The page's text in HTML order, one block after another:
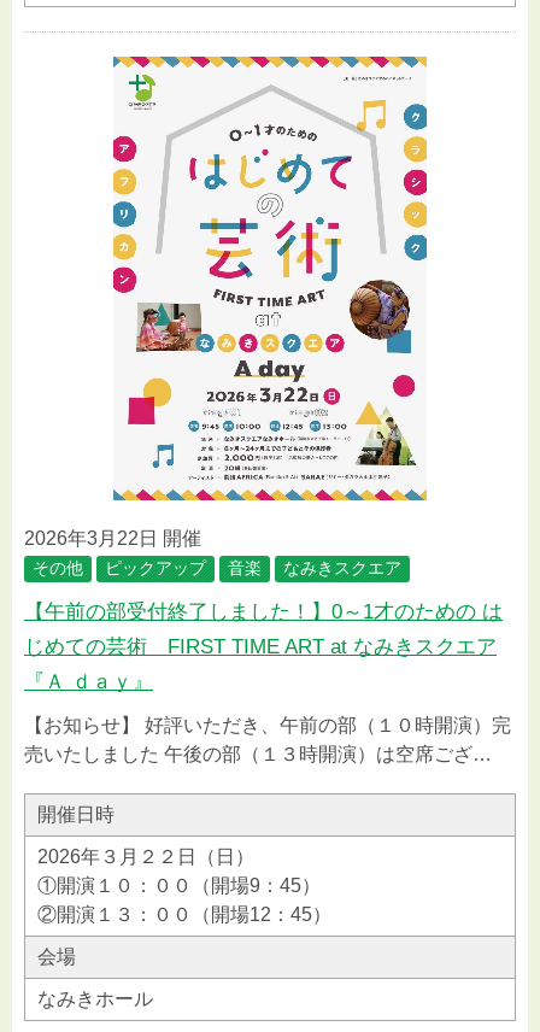
2026年3月22日 開催
その他 ピックアップ 音楽 なみきスクエア
【午前の部受付終了しました！】0～1才のための は
じめての芸術 FIRST TIME ART at なみきスクエア
『Ａ ｄａｙ』
【お知らせ】 好評いただき、午前の部（１０時開演）完
売いたしました 午後の部（１３時開演）は空席ござ…
開催日時
2026年３月２２日（日）
①開演１０：００（開場9：45）
②開演１３：００（開場12：45）
会場
なみきホール